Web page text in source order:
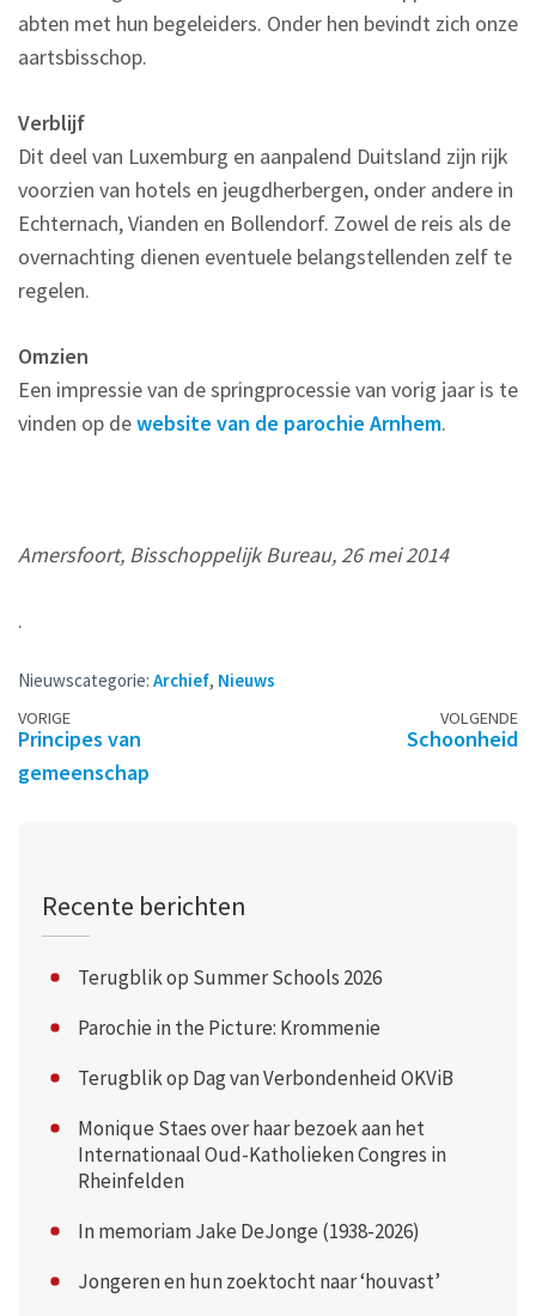
abten met hun begeleiders. Onder hen bevindt zich onze
aartsbisschop.
Verblijf
Dit deel van Luxemburg en aanpalend Duitsland zijn rijk
voorzien van hotels en jeugdherbergen, onder andere in
Echternach, Vianden en Bollendorf. Zowel de reis als de
overnachting dienen eventuele belangstellenden zelf te
regelen.
Omzien
Een impressie van de springprocessie van vorig jaar is te
vinden op dewebsite van de parochie Arnhem.
Amersfoort, Bisschoppelijk Bureau, 26 mei 2014
.
Nieuwscategorie: Archief, Nieuws
Berichtennavigatie
VORIGE
Principes van
gemeenschap
VOLGENDE
Schoonheid
Recente berichten
Terugblik op Summer Schools 2026
Parochie in the Picture: Krommenie
Terugblik op Dag van Verbondenheid OKViB
Monique Staes over haar bezoek aan het
Internationaal Oud-Katholieken Congres in
Rheinfelden
In memoriam Jake DeJonge (1938-2026)
Jongeren en hun zoektocht naar ‘houvast’